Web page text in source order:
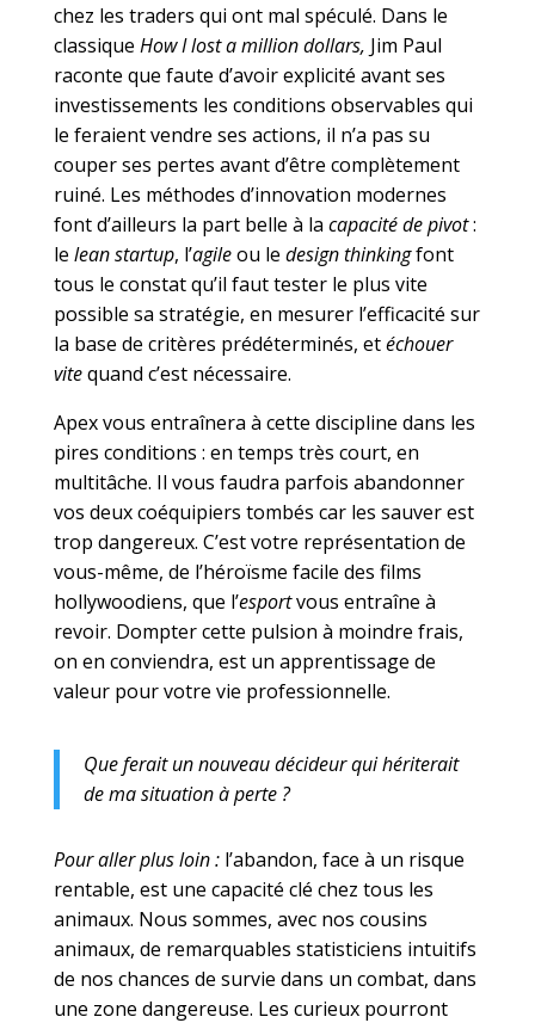
chez les traders qui ont mal spéculé. Dans le
classique How I lost a million dollars, Jim Paul
raconte que faute d’avoir explicité avant ses
investissements les conditions observables qui
le feraient vendre ses actions, il n’a pas su
couper ses pertes avant d’être complètement
ruiné. Les méthodes d’innovation modernes
font d’ailleurs la part belle à la capacité de pivot:
le lean startup, l’agileou le design thinkingfont
tous le constat qu’il faut tester le plus vite
possible sa stratégie, en mesurer l’efficacité sur
la base de critères prédéterminés, etéchouer
vitequand c’est nécessaire.
Apex vous entraînera à cette discipline dans les
pires conditions : en temps très court, en
multitâche. Il vous faudra parfois abandonner
vos deux coéquipiers tombés car les sauver est
trop dangereux. C’est votre représentation de
vous-même, de l’héroïsme facile des films
hollywoodiens, que l’esportvous entraîne à
revoir. Dompter cette pulsion à moindre frais,
on en conviendra, est un apprentissage de
valeur pour votre vie professionnelle.
Que ferait un nouveau décideur qui hériterait
de ma situation à perte ?
Pour aller plus loin : l’abandon, face à un risque
rentable, est une capacité clé chez tous les
animaux. Nous sommes, avec nos cousins
animaux, de remarquables statisticiens intuitifs
de nos chances de survie dans un combat, dans
une zone dangereuse. Les curieux pourront